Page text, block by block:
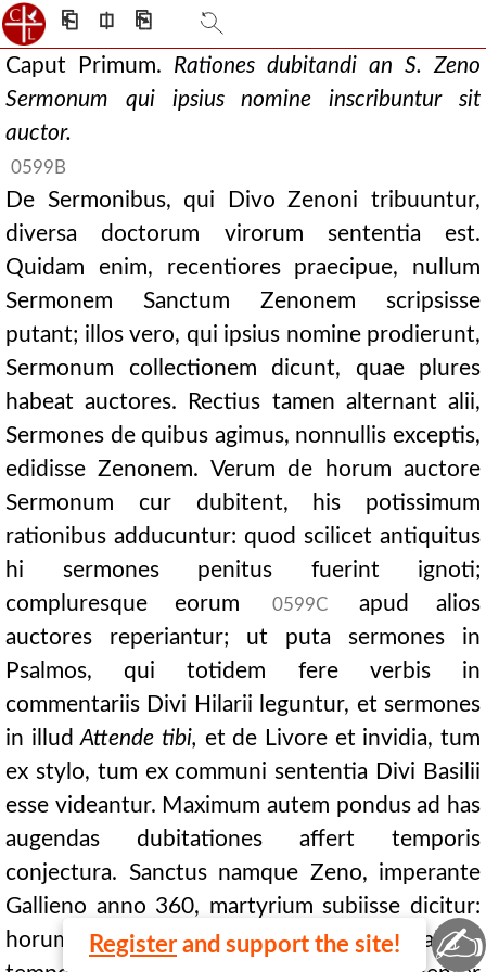
⎗ ⎅ ⎘
Caput Primum. Rationes dubitandi an S. Zeno
Sermonum qui ipsius nomine inscribuntur sit
auctor.
0599B
De Sermonibus, qui Divo Zenoni tribuuntur,
diversa doctorum virorum sententia est.
Quidam enim, recentiores praecipue, nullum
Sermonem Sanctum Zenonem scripsisse
putant; illos vero, qui ipsius nomine prodierunt,
Sermonum collectionem dicunt, quae plures
habeat auctores. Rectius tamen alternant alii,
Sermones de quibus agimus, nonnullis exceptis,
edidisse Zenonem. Verum de horum auctore
Sermonum cur dubitent, his potissimum
rationibus adducuntur: quod scilicet antiquitus
hi sermones penitus fuerint ignoti;
compluresque eorum
0599C
apud alios
auctores reperiantur; ut puta sermones in
Psalmos, qui totidem fere verbis in
commentariis Divi Hilarii leguntur, et sermones
in illudAttende tibi, et de Livore et invidia, tum
ex stylo, tum ex communi sententia Divi Basilii
esse videantur. Maximum autem pondus ad has
augendas dubitationes affert temporis
conjectura. Sanctus namque Zeno, imperante
Gallieno anno 360, martyrium subiisse dicitur:
horum vero sermonum auctorem a Gallieni
Register and support the site! ✍